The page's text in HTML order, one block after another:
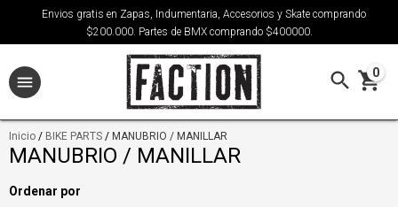
Envios gratis en Zapas, Indumentaria, Accesorios y Skate comprando
$200.000. Partes de BMX comprando $400000.
0
Inicio / BIKE PARTS / MANUBRIO / MANILLAR
MANUBRIO / MANILLAR
Ordenar por